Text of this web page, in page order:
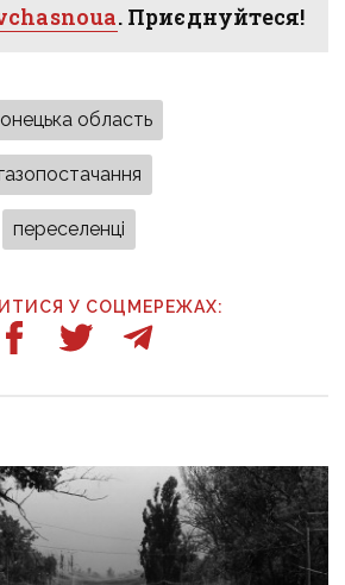
. Приєднуйтеся!
область
переселенці
У СОЦМЕРЕЖАХ: